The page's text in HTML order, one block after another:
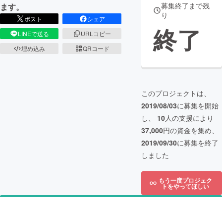
ます。
ポスト
シェア
LINEで送る
URLコピー
埋め込み
QRコード
募集終了まで残
り
終了
このプロジェクトは、
2019/08/03に募集を開始
し、 10人の支援により
37,000円の資金を集め、
2019/09/30に募集を終了
しました
もう一度プロジェク
トをやってほしい